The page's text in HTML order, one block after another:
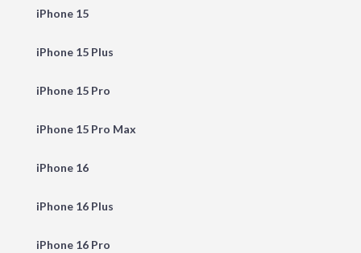
iPhone 15
iPhone 15 Plus
iPhone 15 Pro
iPhone 15 Pro Max
iPhone 16
iPhone 16 Plus
iPhone 16 Pro